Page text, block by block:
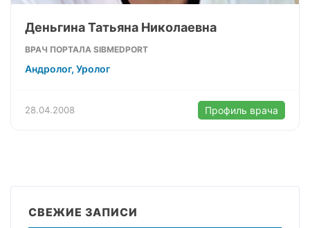
Деньгина Татьяна Николаевна
ВРАЧ ПОРТАЛА SIBMEDPORT
Андролог, Уролог
28.04.2008 Профиль врача
СВЕЖИЕ ЗАПИСИ